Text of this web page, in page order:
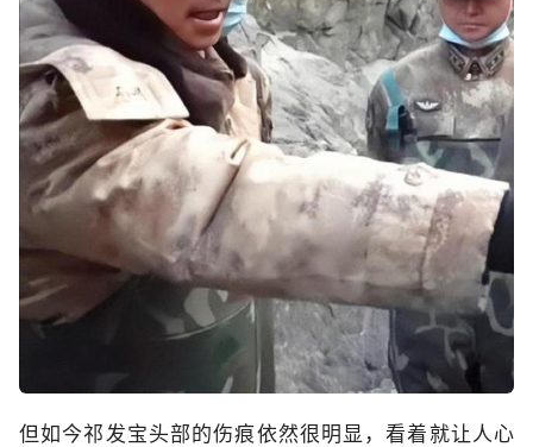
但如今祁发宝头部的伤痕依然很明显，看着就让人心